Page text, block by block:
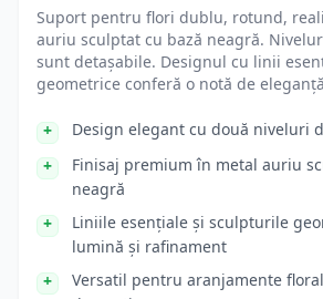
Suport pentru flori dublu, rotund,
auriu sculptat cu bază neagră.
sunt detașabile. Designul cu linii
geometrice conferă o notă de
Design elegant cu două niveluri
Finisaj premium în metal auriu
neagră
Liniile esențiale și sculpturile
lumină și rafinament
Versatil pentru aranjamente